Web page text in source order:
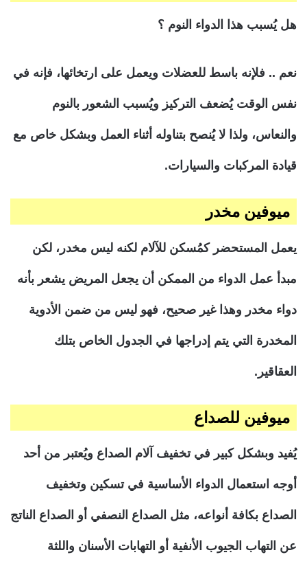
هل يُسبب هذا الدواء النوم ؟
نعم .. فلإنه باسط للعضلات ويعمل على ارتخائها، فإنه في
نفس الوقت يُضعف التركيز ويُسبب الشعور بالنوم
والنعاس، ولذا لا يُنصح بتناوله أثناء العمل وبشكل خاص مع
قيادة المركبات والسيارات.
ميوفين مخدر
يعمل المستحضر كمُسكن للآلام لكنه ليس مخدر، لكن
مبدأ عمل الدواء من الممكن أن يجعل المريض يشعر بأنه
دواء مخدر وهذا غير صحيح، فهو ليس من ضمن الأدوية
المخدرة التي يتم إدراجها في الجدول الخاص بتلك
العقاقير.
ميوفين للصداع
يُفيد وبشكل كبير في تخفيف آلام الصداع ويُعتبر من أحد
أوجه استعمال الدواء الأساسية في تسكين وتخفيف
الصداع بكافة أنواعه، مثل الصداع النصفي أو الصداع الناتج
عن التهاب الجيوب الأنفية أو التهابات الأسنان واللثة